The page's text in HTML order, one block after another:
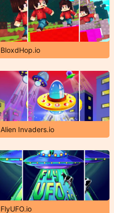
BloxdHop.io
Alien Invaders.io
FlyUFO.io